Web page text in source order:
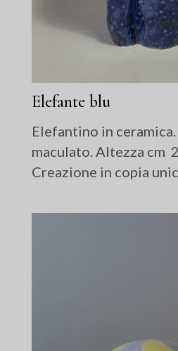
Elefante blu
Elefantino in
maculato. Altezza cm
Creazione in copia